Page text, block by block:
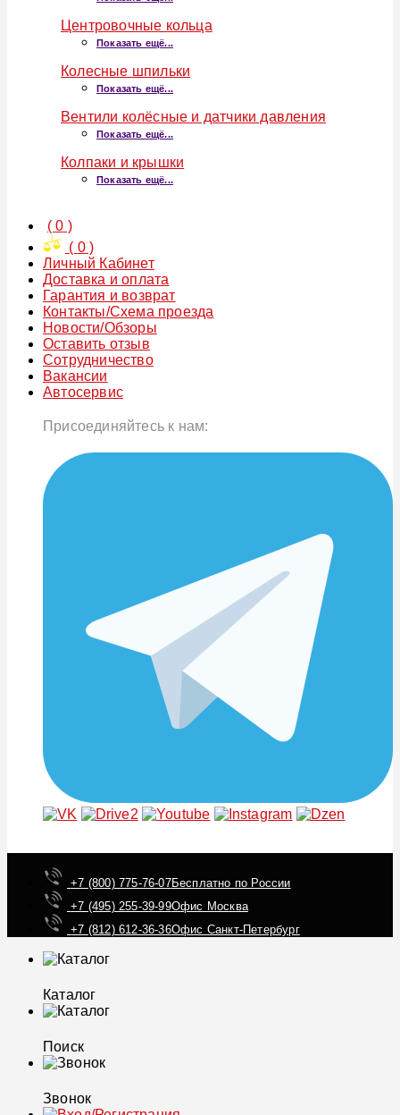
Центровочные кольца
Показать ещё...
Колесные шпильки
Показать ещё...
Вентили колёсные и датчики давления
Показать ещё...
Колпаки и крышки
Показать ещё...
(0 )
( 0)
Личный Кабинет
Доставка и оплата
Гарантия и возврат
Контакты/Схема проезда
Новости/Обзоры
Оставить отзыв
Сотрудничество
Вакансии
Автосервис
Присоединяйтесь к нам:
+7 (800) 775-76-07Бесплатно по России
+7 (495) 255-39-99Офис Москва
+7 (812) 612-36-36Офис Санкт-Петербург
Каталог
Поиск
Звонок